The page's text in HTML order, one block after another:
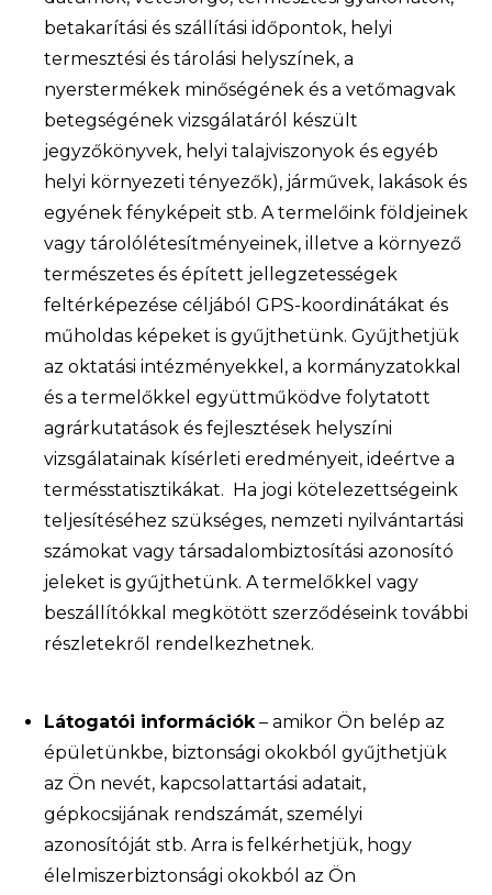
betakarítási és szállítási időpontok, helyi
termesztési és tárolási helyszínek, a
nyerstermékek minőségének és a vetőmagvak
betegségének vizsgálatáról készült
jegyzőkönyvek, helyi talajviszonyok és egyéb
helyi környezeti tényezők), járművek, lakások és
egyének fényképeit stb. A termelőink földjeinek
vagy tárolólétesítményeinek, illetve a környező
természetes és épített jellegzetességek
feltérképezése céljából GPS-koordinátákat és
műholdas képeket is gyűjthetünk. Gyűjthetjük
az oktatási intézményekkel, a kormányzatokkal
és a termelőkkel együttműködve folytatott
agrárkutatások és fejlesztések helyszíni
vizsgálatainak kísérleti eredményeit, ideértve a
termésstatisztikákat. Ha jogi kötelezettségeink
teljesítéséhez szükséges, nemzeti nyilvántartási
számokat vagy társadalombiztosítási azonosító
jeleket is gyűjthetünk. A termelőkkel vagy
beszállítókkal megkötött szerződéseink további
részletekről rendelkezhetnek.
Látogatói információk– amikor Ön belép az
épületünkbe, biztonsági okokból gyűjthetjük
az Ön nevét, kapcsolattartási adatait,
gépkocsijának rendszámát, személyi
azonosítóját stb. Arra is felkérhetjük, hogy
élelmiszerbiztonsági okokból az Ön